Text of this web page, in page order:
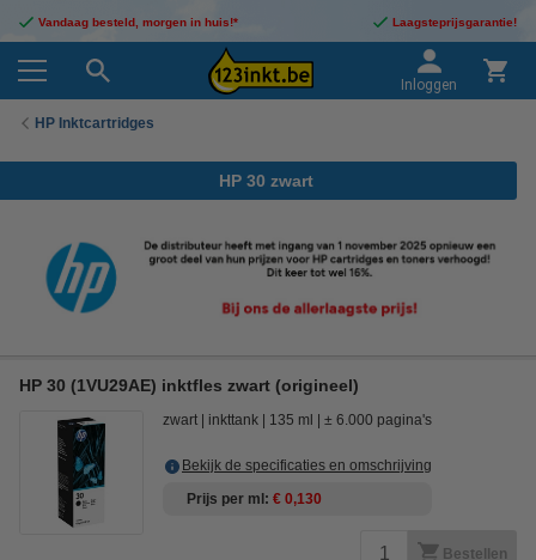
Vandaag besteld, morgen in huis!* Laagsteprijsgarantie!
Inloggen
HP Inktcartridges
HP 30 zwart
HP 30 (1VU29AE) inktfles zwart (origineel)
zwart inkttank 135 ml ± 6.000 pagina's
Bekijk de specificaties en omschrijving
Prijs per ml € 0,130
Bestellen